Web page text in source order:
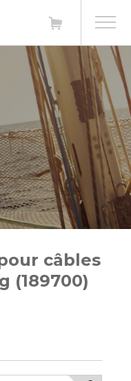
câbles
(189700)